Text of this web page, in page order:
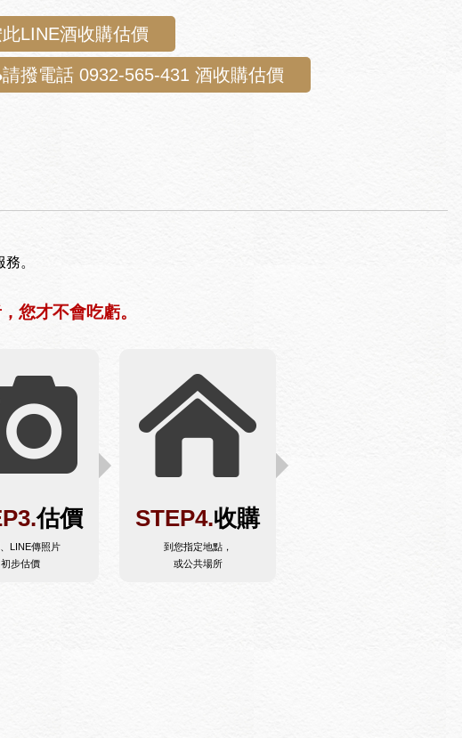
LINE酒收購估價
請撥電話 0932-565-431 酒收購估價
。
您才不會吃虧。
估價
LINE傳照片
初步估價
STEP4.收購
到您指定地點，
或公共場所